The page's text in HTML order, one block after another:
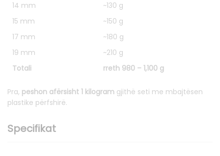
14 mm
~130 g
15 mm
~150 g
17 mm
~180 g
19 mm
~210 g
Totali
rreth 980 – 1,100 g
Pra, peshon afërsisht 1 kilogram gjithë seti me mbajtësen
plastike përfshirë.
Specifikat